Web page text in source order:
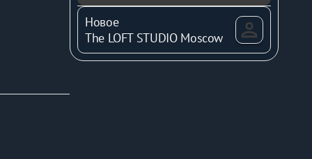
Новое
The LOFT STUDIO Moscow